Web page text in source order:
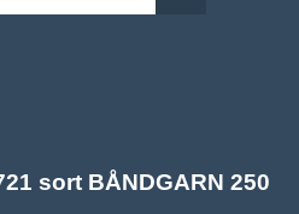
sort BÅNDGARN 250